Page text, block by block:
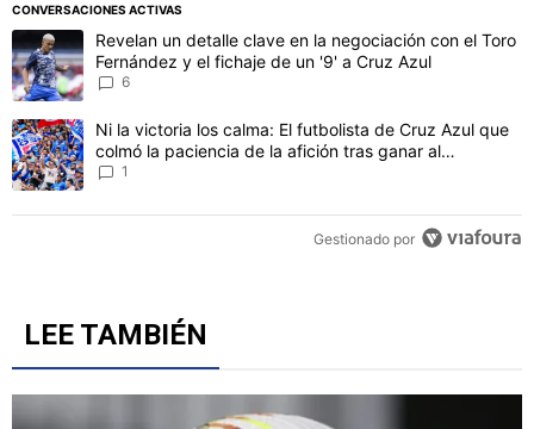
CONVERSACIONES ACTIVAS
Este listado muestra los artículos con más comentarios en los
Un artículo de tendencia con el título "Revelan un detalle clave
Revelan un detalle clave en la negociación con el Toro
Fernández y el fichaje de un '9' a Cruz Azul
6
Un artículo de tendencia con el título "Ni la victoria los calma: El
Ni la victoria los calma: El futbolista de Cruz Azul que
colmó la paciencia de la afición tras ganar al
Philadelphia
1
Gestionado por
LEE TAMBIÉN